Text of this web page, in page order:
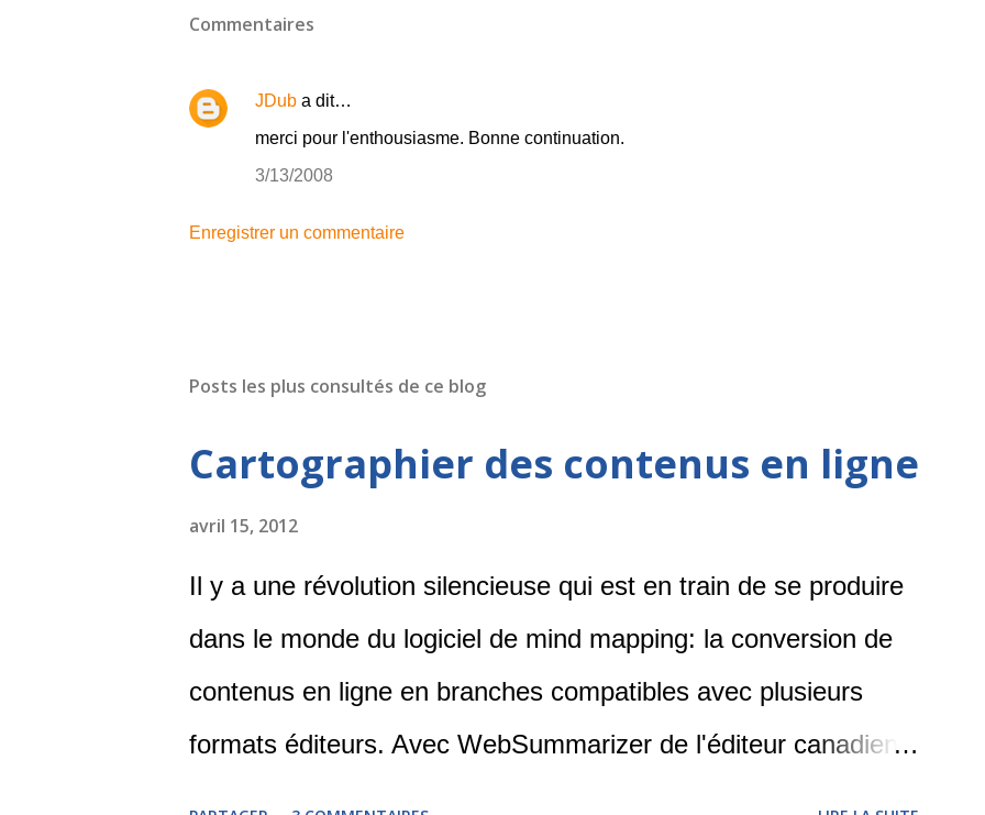
Commentaires
JDub a dit…
merci pour l'enthousiasme. Bonne continuation.
3/13/2008
Enregistrer un commentaire
Posts les plus consultés de ce blog
Cartographier des contenus en ligne
avril 15, 2012
Il y a une révolution silencieuse qui est en train de se produire
dans le monde du logiciel de mind mapping: la conversion de
contenus en ligne en branches compatibles avec plusieurs
formats éditeurs. Avec WebSummarizer de l'éditeur canadien